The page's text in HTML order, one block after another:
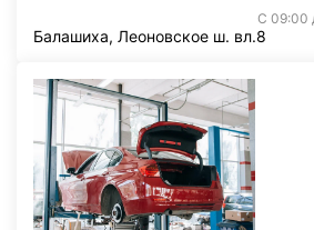
С 09:00
Балашиха, Леоновское ш. вл.8